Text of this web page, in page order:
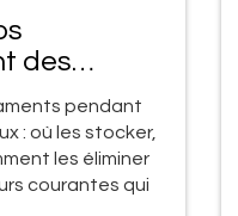
des
pendant
: où les stocker,
les éliminer
courantes qui